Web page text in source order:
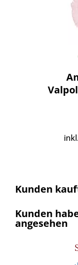
Kunden
Kunden
angesehen